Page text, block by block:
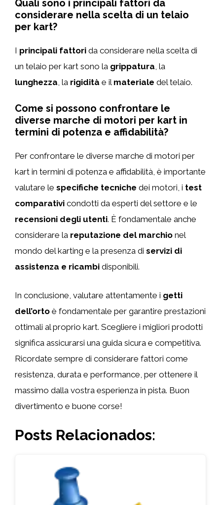
Quali sono i principali fattori da
considerare nella scelta di un telaio
per kart?
I principali fattori da considerare nella scelta di
un telaio per kart sono la grippatura , la
lunghezza , la rigidità e il materiale del telaio.
Come si possono confrontare le
diverse marche di motori per kart in
termini di potenza e affidabilità?
Per confrontare le diverse marche di motori per
kart in termini di potenza e affidabilità, è importante
valutare le specifiche tecniche dei motori, i test
comparativi condotti da esperti del settore e le
recensioni degli utenti. È fondamentale anche
considerare la reputazione del marchio nel
mondo del karting e la presenza di servizi di
assistenza e ricambi disponibili.
In conclusione, valutare attentamente i getti
dell’orto è fondamentale per garantire prestazioni
ottimali al proprio kart. Scegliere i migliori prodotti
significa assicurarsi una guida sicura e competitiva.
Ricordate sempre di considerare fattori come
resistenza, durata e performance, per ottenere il
massimo dalla vostra esperienza in pista. Buon
divertimento e buone corse!
Posts Relacionados: